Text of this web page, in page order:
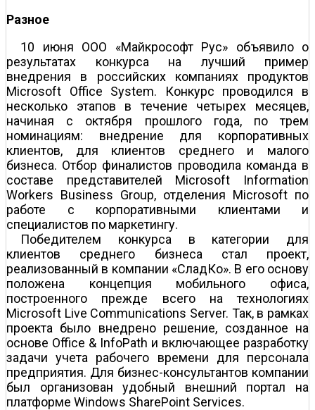
Разное
10 июня ООО «Майкрософт Рус» объявило о
результатах конкурса на лучший пример
внедрения в российских компаниях продуктов
Microsoft Office System. Конкурс проводился в
несколько этапов в течение четырех месяцев,
начиная с октября прошлого года, по трем
номинациям: внедрение для корпоративных
клиентов, для клиентов среднего и малого
бизнеса. Отбор финалистов проводила команда в
составе представителей Microsoft Information
Workers Business Group, отделения Microsoft по
работе с корпоративными клиентами и
специалистов по маркетингу.
Победителем конкурса в категории для
клиентов среднего бизнеса стал проект,
реализованный в компании «СладКо». В его основу
положена концепция мобильного офиса,
построенного прежде всего на технологиях
Microsoft Live Communications Server. Так, в рамках
проекта было внедрено решение, созданное на
основе Office & InfoPath и включающее разработку
задачи учета рабочего времени для персонала
предприятия. Для бизнес-консультантов компании
был организован удобный внешний портал на
платформе Windows SharePoint Services.